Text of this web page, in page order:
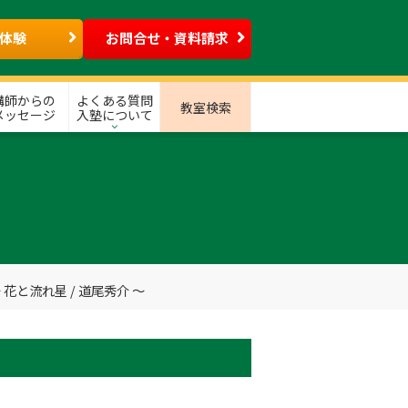
験 お問合せ・資料請求
師からの
ッセージ
よくある質問
入塾について
教室検索
と流れ星 / 道尾秀介 ～